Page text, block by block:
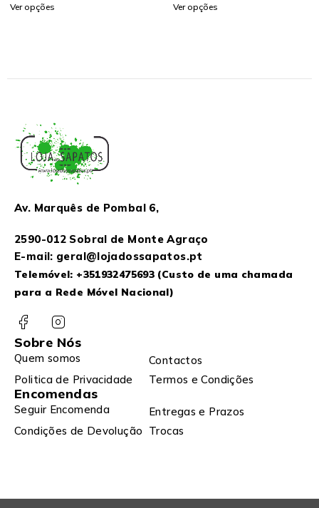
Ver opções
Av. Marquês de Pombal 6,
2590-012 Sobral de Monte Agraço
E-mail: geral@lojadossapatos.pt
Telemóvel: +351932475693 (Custo de uma chamada
para a Rede Móvel Nacional)
Sobre Nós
Quem somos
Contactos
Politica de Privacidade
Termos e Condições
Encomendas
Seguir Encomenda
Entregas e Prazos
Condições de Devolução Trocas